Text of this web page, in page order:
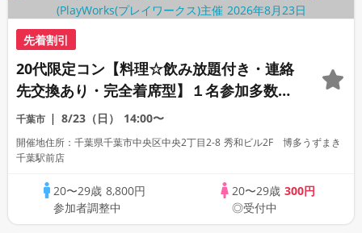
先着割引
20代限定コン【料理☆飲み放題付き・連絡
先交換あり・完全着席型】１名参加多数・
初参加も大歓迎☆
千葉市 8/23（日） 14:00〜
開催地住所：千葉県千葉市中央区中央2丁目2-8 秀和ビル2F 博多うずまき
千葉駅前店
20〜29歳 8,800円
参加者調整中
20〜29歳 300円
◎受付中